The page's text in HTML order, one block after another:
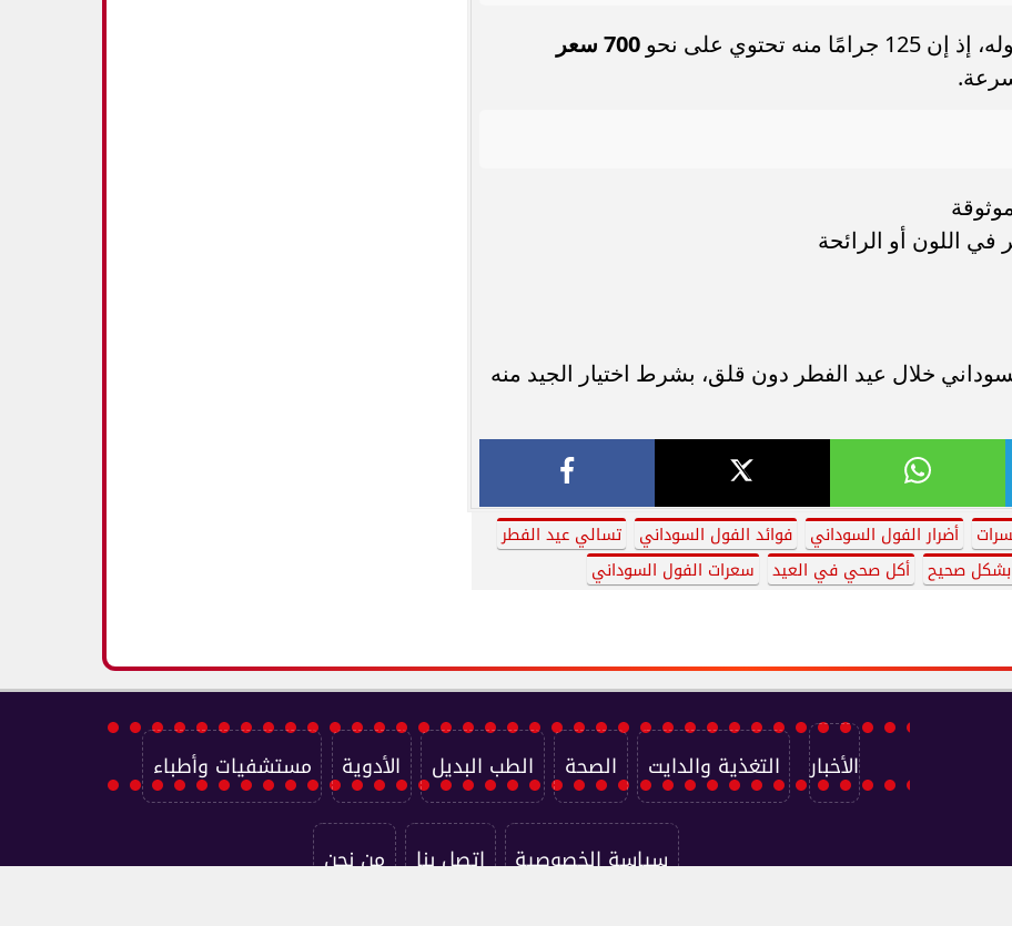
على نحو
700 سعر
في اللون أو الرائحة
خلال عيد الفطر دون قلق، بشرط اختيار الجيد منه
أضرار الفول السوداني فوائد الفول السوداني
تسالي عيد الفطر
بشكل صحيح أكل صحي في العيد سعرات الفول السوداني
الأخبار التغذية والدايت الصحة الطب البديل الأدوية مستشفيات وأطباء
سياسة الخصوصية اتصل بنا من نحن